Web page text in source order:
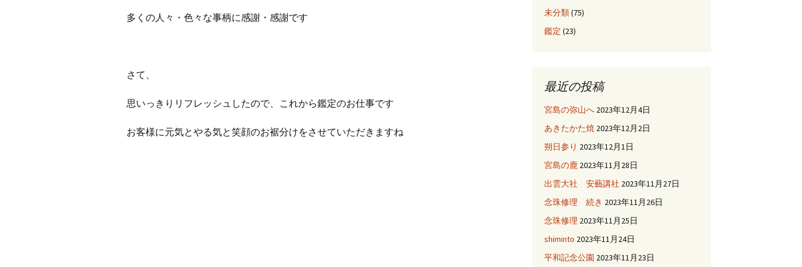
多くの人々・色々な事柄に感謝・感謝です
さて、
思いっきりリフレッシュしたので、これから鑑定のお仕事です
お客様に元気とやる気と笑顔のお裾分けをさせていただきますね
未分類(75)
鑑定 (23)
最近の投稿
宮島の弥山へ 2023年12月4日
あきたかた焼 2023年12月2日
朔日参り 2023年12月1日
宮島の鹿 2023年11月28日
出雲大社 安藝講社 2023年11月27日
念珠修理 続き 2023年11月26日
念珠修理 2023年11月25日
shiminto 2023年11月24日
平和記念公園 2023年11月23日